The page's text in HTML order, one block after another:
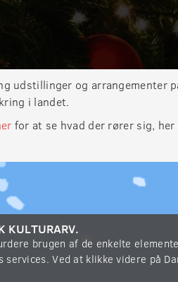
udstillinger og arrangementer
i landet.
for at se hvad der rører sig, her
KULTURARV.
brugen af de enkelte
Ved at klikke videre på